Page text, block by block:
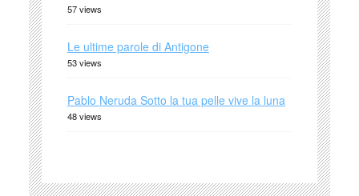
57 views
Le ultime parole di Antigone
53 views
Pablo Neruda Sotto la tua pelle vive la luna
48 views